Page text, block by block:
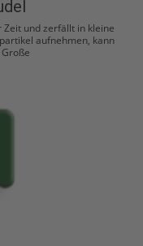
und zerfällt in kleine
aufnehmen, kann